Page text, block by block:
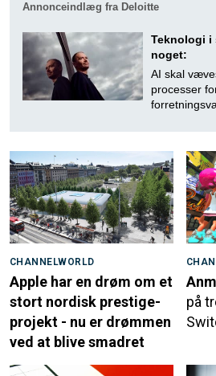
Annonceindlæg fra Deloitte
Teknologi i
noget:
AI skal
processer
CHANNELWORLD
Apple har en drøm om et
stort nordisk prestige-
projekt - nu er drømmen
ved at blive smadret
på